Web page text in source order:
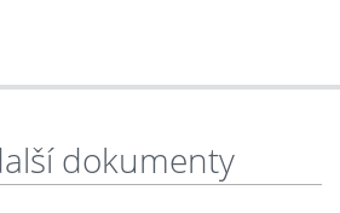
dokumenty